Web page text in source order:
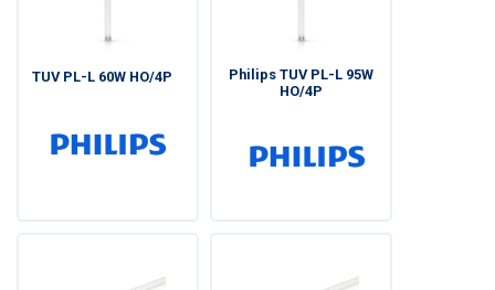
TUV PL-L 60W HO/4P
Philips TUV PL-L 95W
HO/4P